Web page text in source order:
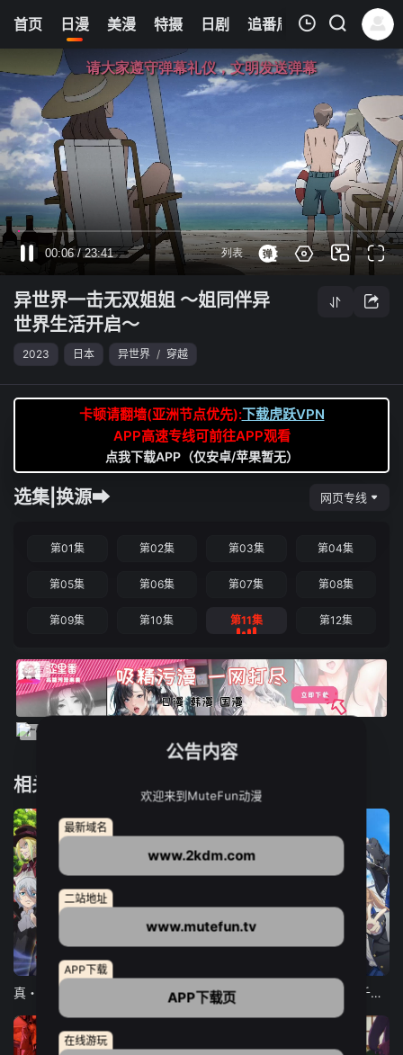
首页 日漫 美漫 特摄 日剧 追番周表 今日更新
0
我的观影记录
异世界一击无双姐姐 ～姐同伴异世界生活开启～
清空
异世界一击无双姐姐 ～姐同伴异
世界生活开启～
2023 日本 异世界 / 穿越
卡顿请翻墙(亚洲节点优先):下载虎跃VPN
APP高速专线可前往APP观看
点我下载APP（仅安卓/苹果暂无）
选集|换源➡ 网页专线
第01集 第02集 第03集 第04集
第05集 第06集 第07集 第08集
第09集 第10集 第11集 第12集
相关推荐
12集全
东京猫猫 NEW～♡ 弹珠汽水瓶里的千岁同学
公告内容
欢迎来到MuteFun动漫
最新域名
www.2kdm.com
二站地址
www.mutefun.tv
APP下载
APP下载页
在线游玩